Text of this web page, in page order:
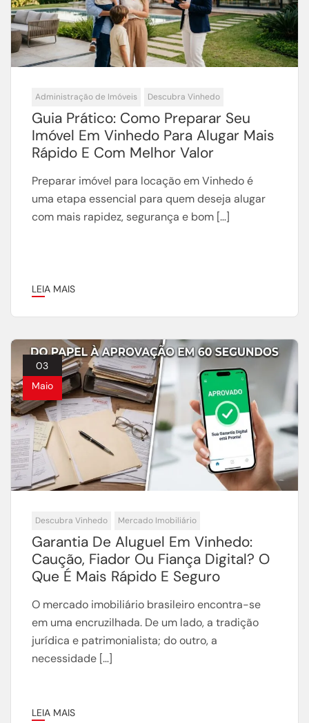
Administração de Imóveis Descubra Vinhedo
Guia Prático: Como Preparar Seu
Imóvel Em Vinhedo Para Alugar Mais
Rápido E Com Melhor Valor
Preparar imóvel para locação em Vinhedo é
uma etapa essencial para quem deseja alugar
com mais rapidez, segurança e bom […]
LEIA MAIS
03
Maio
Descubra Vinhedo Mercado Imobiliário
Garantia De Aluguel Em Vinhedo:
Caução, Fiador Ou Fiança Digital? O
Que É Mais Rápido E Seguro
O mercado imobiliário brasileiro encontra-se
em uma encruzilhada. De um lado, a tradição
jurídica e patrimonialista; do outro, a
necessidade […]
LEIA MAIS